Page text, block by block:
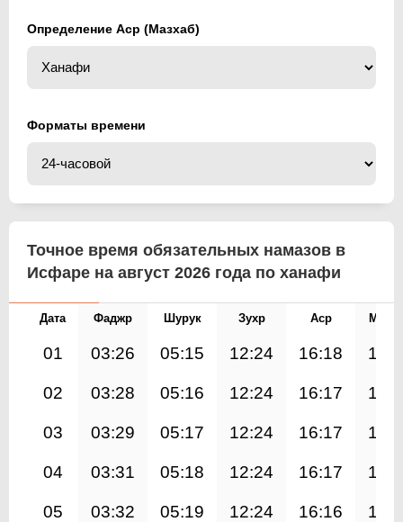
Определение Аср (Мазхаб)
Форматы времени
Точное время обязательных намазов в
Исфаре на август 2026 года по ханафи
Дата Фаджр Шурук Зухр Аср
01 03:26 05:15 12:24 16:18
02 03:28 05:16 12:24 16:17
03 03:29 05:17 12:24 16:17
04 03:31 05:18 12:24 16:17
05 03:32 05:19 12:24 16:16